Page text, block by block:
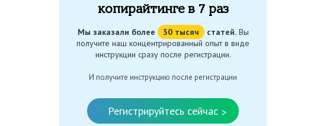
копирайтинге в 7 раз
Мы заказали более 30 тысяч статей.Вы
получите наш концентрированный опыт в виде
инструкции сразу после регистрации.
И получите инструкцию после регистрации
Регистрируйтесь сейчас >